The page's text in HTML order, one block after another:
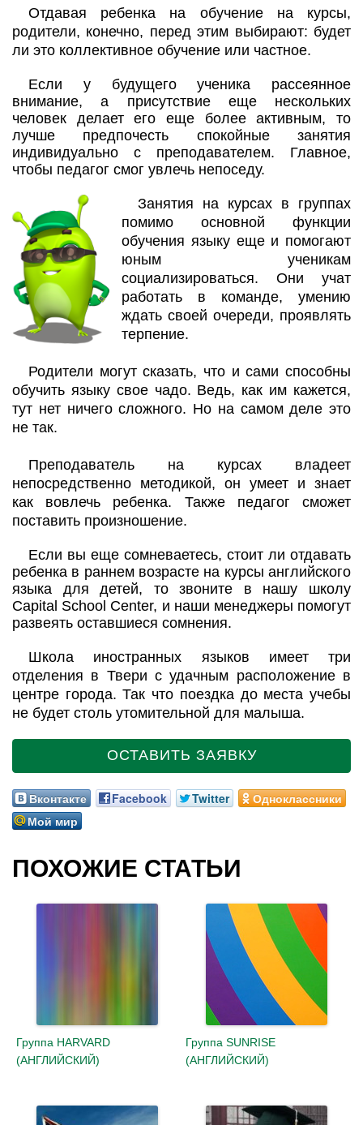
Отдавая ребенка на обучение на курсы,
родители, конечно, перед этим выбирают: будет
ли это коллективное обучение или частное.
Если у будущего ученика рассеянное
внимание, а присутствие еще нескольких
человек делает его еще более активным, то
лучше предпочесть спокойные занятия
индивидуально с преподавателем. Главное,
чтобы педагог смог увлечь непоседу.
Занятия на курсах в группах
помимо основной функции
обучения языку еще и помогают
юным ученикам
социализироваться. Они учат
работать в команде, умению
ждать своей очереди, проявлять
терпение.
Родители могут сказать, что и сами способны
обучить языку свое чадо. Ведь, как им кажется,
тут нет ничего сложного. Но на самом деле это
не так.
Преподаватель на курсах владеет
непосредственно методикой, он умеет и знает
как вовлечь ребенка. Также педагог сможет
поставить произношение.
Если вы еще сомневаетесь, стоит ли отдавать
ребенка в раннем возрасте на курсы английского
языка для детей, то звоните в нашу школу
Capital School Center, и наши менеджеры помогут
развеять оставшиеся сомнения.
Школа иностранных языков имеет три
отделения в Твери с удачным расположение в
центре города. Так что поездка до места учебы
не будет столь утомительной для малыша.
ОСТАВИТЬ ЗАЯВКУ
Вконтакте Facebook Twitter
Одноклассники
Мой мир
ПОХОЖИЕ СТАТЬИ
Группа HARVARD
(АНГЛИЙСКИЙ)
Группа SUNRISE
(АНГЛИЙСКИЙ)